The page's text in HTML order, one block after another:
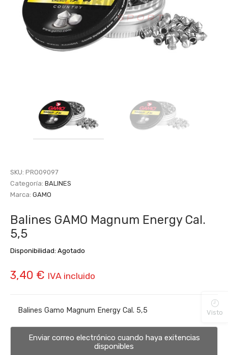
SKU: PRO09097
Categoría: BALINES
Marca: GAMO
Balines GAMO Magnum Energy Cal.
5,5
Disponibilidad: Agotado
3,40 € IVA incluido
Balines Gamo Magnum Energy Cal. 5,5
Enviar correo electrónico cuando haya exitencias
disponibles
Visto